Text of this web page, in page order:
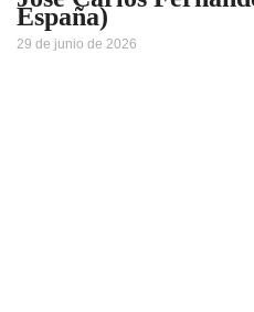
España)
29 de junio de 2026